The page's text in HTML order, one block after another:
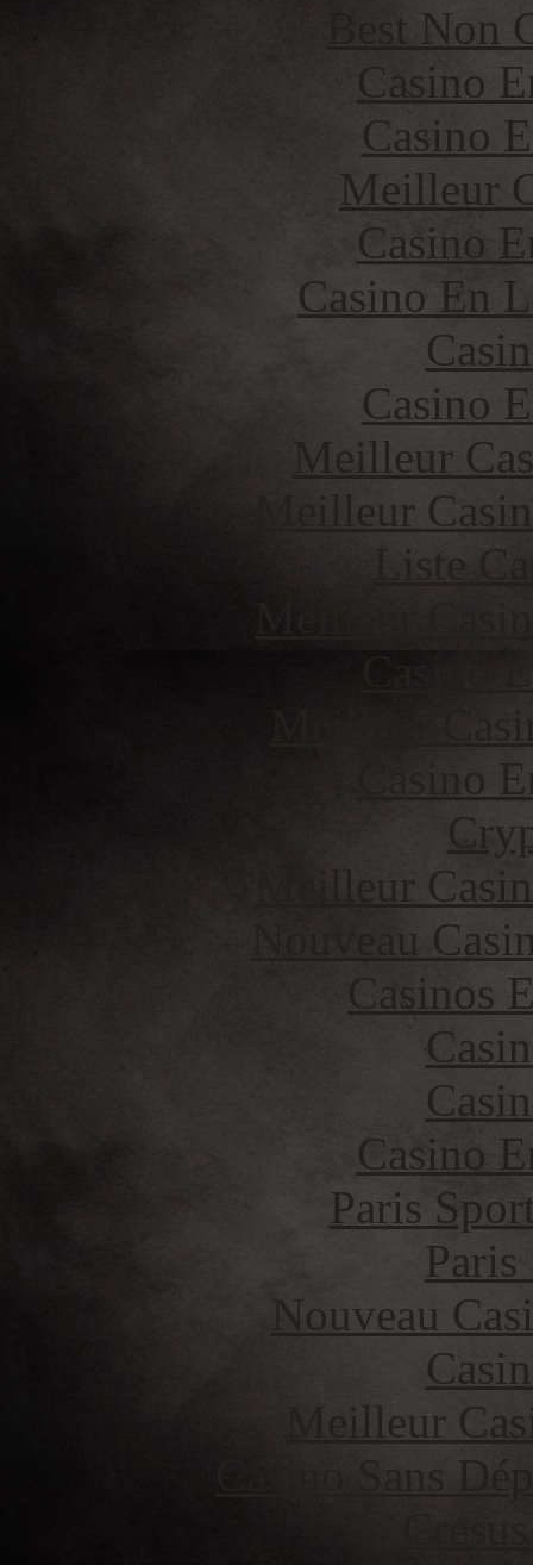
Best Non
Casino
Casino
Meilleur
Casino
Casino En
Casino
Meilleur
Meilleur
Liste
Casino
Meilleur
Nouveau
Casinos
Casino
Paris
Nouveau
Meilleur
Casino Sans